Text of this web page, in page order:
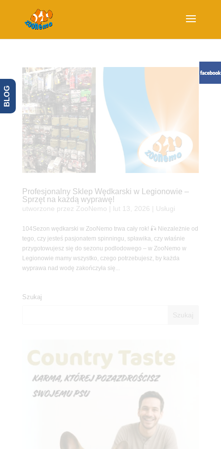
Profesjonalny Sklep Wędkarski w Legionowie –
Sprzęt na każdą wyprawę!
utworzone przez ZooNemo lut 13, 2026 Usługi
104Sezon wędkarski w ZooNemo trwa cały rok! 🎣 Niezależnie od
tego, czy jesteś pasjonatem spinningu, spławika, czy właśnie
przygotowujesz się do sezonu podlodowego – w ZooNemo w
Legionowie mamy wszystko, czego potrzebujesz, by każda
wyprawa nad wodę zakończyła się...
Szukaj
BLOG